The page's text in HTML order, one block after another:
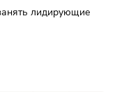
популярны